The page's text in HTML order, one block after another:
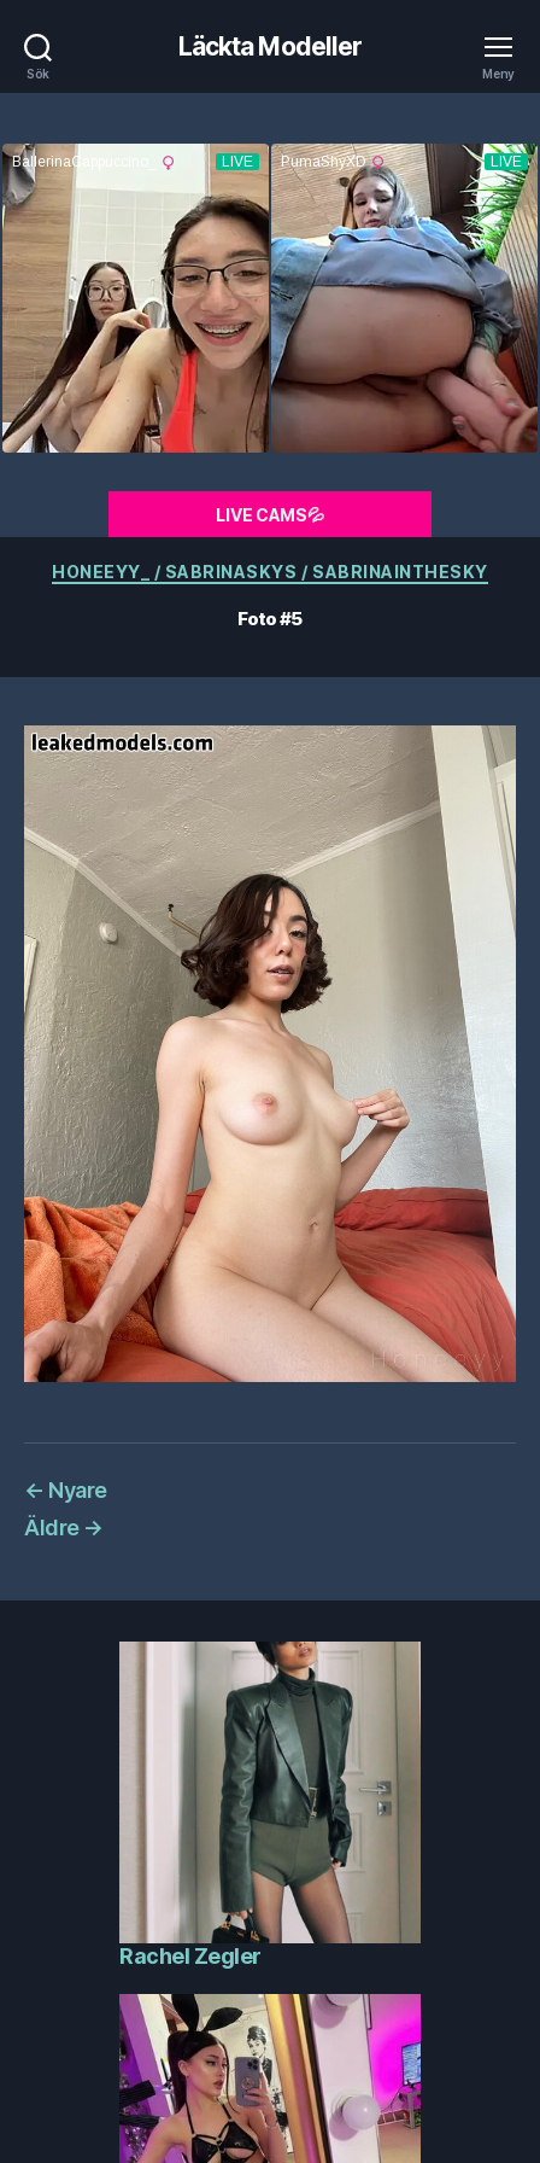
Sök
Läckta Modeller
Meny
LIVE CAMS💦
Kategorier
HONEEYY_ / SABRINASKYS / SABRINAINTHESKY
Foto #5
← Nyare
Äldre →
Rachel Zegler